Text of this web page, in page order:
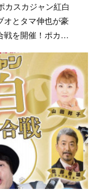
カスカジャン紅白
オとタマ伸也が豪
戦を開催！​ポカ…